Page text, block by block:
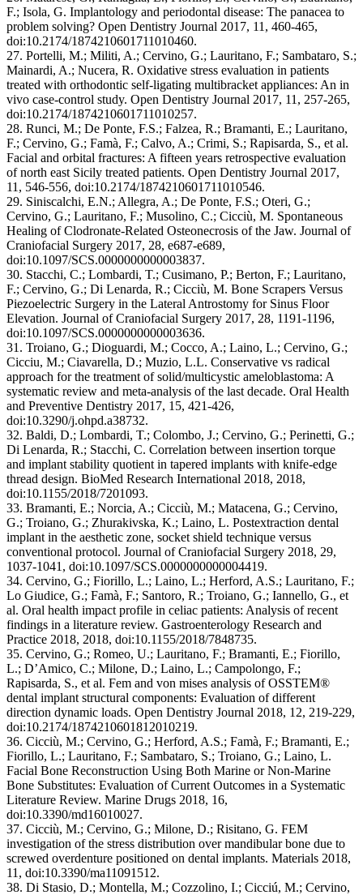
F.; Isola, G. Implantology and periodontal disease: The panacea to
problem solving? Open Dentistry Journal 2017, 11, 460-465,
doi:10.2174/1874210601711010460.
27. Portelli, M.; Militi, A.; Cervino, G.; Lauritano, F.; Sambataro, S.;
Mainardi, A.; Nucera, R. Oxidative stress evaluation in patients
treated with orthodontic self-ligating multibracket appliances: An in
vivo case-control study. Open Dentistry Journal 2017, 11, 257-265,
doi:10.2174/1874210601711010257.
28. Runci, M.; De Ponte, F.S.; Falzea, R.; Bramanti, E.; Lauritano,
F.; Cervino, G.; Famà, F.; Calvo, A.; Crimi, S.; Rapisarda, S., et al.
Facial and orbital fractures: A fifteen years retrospective evaluation
of north east Sicily treated patients. Open Dentistry Journal 2017,
11, 546-556, doi:10.2174/1874210601711010546.
29. Siniscalchi, E.N.; Allegra, A.; De Ponte, F.S.; Oteri, G.;
Cervino, G.; Lauritano, F.; Musolino, C.; Cicciù, M. Spontaneous
Healing of Clodronate-Related Osteonecrosis of the Jaw. Journal of
Craniofacial Surgery 2017, 28, e687-e689,
doi:10.1097/SCS.0000000000003837.
30. Stacchi, C.; Lombardi, T.; Cusimano, P.; Berton, F.; Lauritano,
F.; Cervino, G.; Di Lenarda, R.; Cicciù, M. Bone Scrapers Versus
Piezoelectric Surgery in the Lateral Antrostomy for Sinus Floor
Elevation. Journal of Craniofacial Surgery 2017, 28, 1191-1196,
doi:10.1097/SCS.0000000000003636.
31. Troiano, G.; Dioguardi, M.; Cocco, A.; Laino, L.; Cervino, G.;
Cicciu, M.; Ciavarella, D.; Muzio, L.L. Conservative vs radical
approach for the treatment of solid/multicystic ameloblastoma: A
systematic review and meta-analysis of the last decade. Oral Health
and Preventive Dentistry 2017, 15, 421-426,
doi:10.3290/j.ohpd.a38732.
32. Baldi, D.; Lombardi, T.; Colombo, J.; Cervino, G.; Perinetti, G.;
Di Lenarda, R.; Stacchi, C. Correlation between insertion torque
and implant stability quotient in tapered implants with knife-edge
thread design. BioMed Research International 2018, 2018,
doi:10.1155/2018/7201093.
33. Bramanti, E.; Norcia, A.; Cicciù, M.; Matacena, G.; Cervino,
G.; Troiano, G.; Zhurakivska, K.; Laino, L. Postextraction dental
implant in the aesthetic zone, socket shield technique versus
conventional protocol. Journal of Craniofacial Surgery 2018, 29,
1037-1041, doi:10.1097/SCS.0000000000004419.
34. Cervino, G.; Fiorillo, L.; Laino, L.; Herford, A.S.; Lauritano, F.;
Lo Giudice, G.; Famà, F.; Santoro, R.; Troiano, G.; Iannello, G., et
al. Oral health impact profile in celiac patients: Analysis of recent
findings in a literature review. Gastroenterology Research and
Practice 2018, 2018, doi:10.1155/2018/7848735.
35. Cervino, G.; Romeo, U.; Lauritano, F.; Bramanti, E.; Fiorillo,
L.; D’Amico, C.; Milone, D.; Laino, L.; Campolongo, F.;
Rapisarda, S., et al. Fem and von mises analysis of OSSTEM®
dental implant structural components: Evaluation of different
direction dynamic loads. Open Dentistry Journal 2018, 12, 219-229,
doi:10.2174/1874210601812010219.
36. Cicciù, M.; Cervino, G.; Herford, A.S.; Famà, F.; Bramanti, E.;
Fiorillo, L.; Lauritano, F.; Sambataro, S.; Troiano, G.; Laino, L.
Facial Bone Reconstruction Using Both Marine or Non-Marine
Bone Substitutes: Evaluation of Current Outcomes in a Systematic
Literature Review. Marine Drugs 2018, 16,
doi:10.3390/md16010027.
37. Cicciù, M.; Cervino, G.; Milone, D.; Risitano, G. FEM
investigation of the stress distribution over mandibular bone due to
screwed overdenture positioned on dental implants. Materials 2018,
11, doi:10.3390/ma11091512.
38. Di Stasio, D.; Montella, M.; Cozzolino, I.; Cicciú, M.; Cervino,